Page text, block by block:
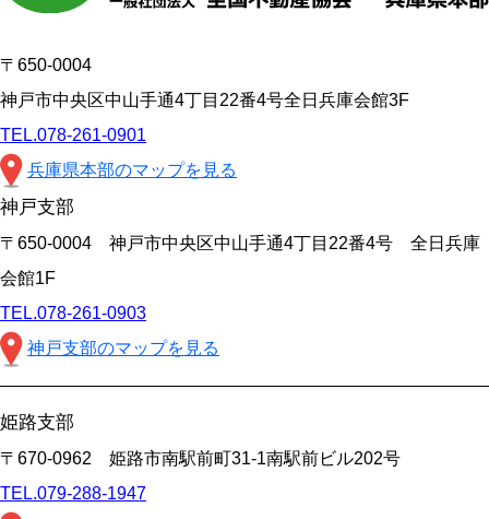
〒650-0004
神戸市中央区中山手通4丁目22番4号全日兵庫会館3F
TEL.078-261-0901
兵庫県本部のマップを見る
神戸支部
〒650-0004 神戸市中央区中山手通4丁目22番4号 全日兵庫
会館1F
TEL.078-261-0903
神戸支部のマップを見る
姫路支部
〒670-0962 姫路市南駅前町31-1南駅前ビル202号
TEL.079-288-1947